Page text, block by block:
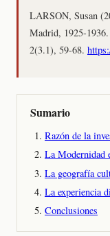
LARSON, Susan
Madrid, 1925-
2(3.1), 59-68.
Sumario
Razón de la
La Modernidad
La geografía
La experiencia
Conclusiones